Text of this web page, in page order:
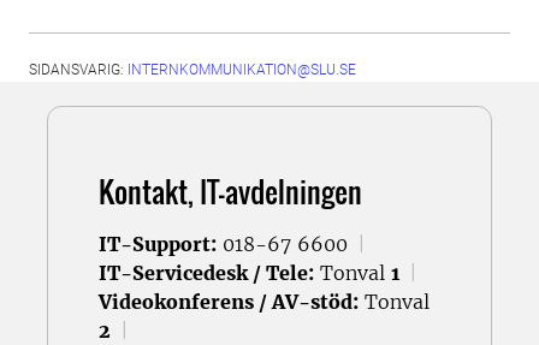
SIDANSVARIG: INTERNKOMMUNIKATION@SLU.SE
Kontakt, IT-avdelningen
IT-Support: 018-67 6600
IT-Servicedesk / Tele: Tonval 1
Videokonferens / AV-stöd: Tonval
2